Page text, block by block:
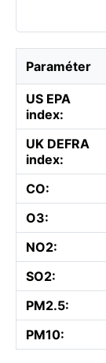
Paraméter
US EPA
index:
UK DEFRA
index:
CO:
O3:
NO2:
SO2:
PM2.5:
PM10: